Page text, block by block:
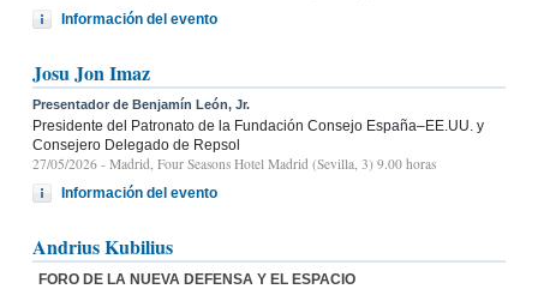
Información del evento
Josu Jon Imaz
Presentador de Benjamín León, Jr.
Presidente del Patronato de la Fundación Consejo España–EE.UU. y
Consejero Delegado de Repsol
27/05/2026 - Madrid, Four Seasons Hotel Madrid (Sevilla, 3) 9.00 horas
Información del evento
Andrius Kubilius
FORO DE LA NUEVA DEFENSA Y EL ESPACIO